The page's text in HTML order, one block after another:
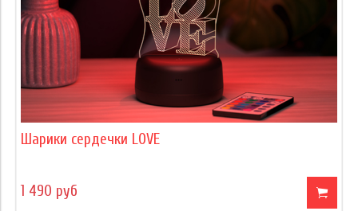
Шарики сердечки LOVE
1 490 руб